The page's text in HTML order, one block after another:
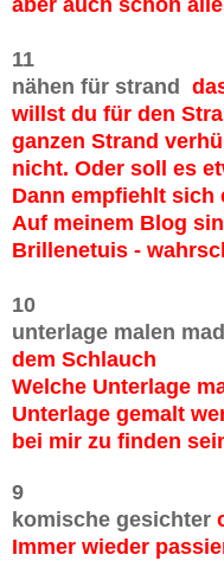
aber auch schon
11
nähen für strand
willst du für den
ganzen Strand
nicht. Oder soll es
Dann empfiehlt sich
Auf meinem Blog
Brillenetuis -
10
unterlage malen
dem Schlauch
Welche Unterlage
Unterlage gemalt
bei mir zu finden
9
komische gesichter
Immer wieder